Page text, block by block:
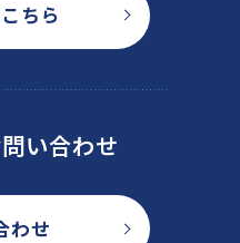
ちら
い合わせ
わせ